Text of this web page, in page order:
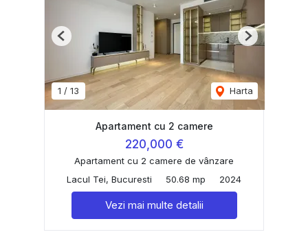
1 / 13 Harta
Previous Next
Apartament cu 2 camere
220,000 €
Apartament cu 2 camere de vânzare
Lacul Tei, Bucuresti
50.68 mp 2024
Vezi mai multe detalii